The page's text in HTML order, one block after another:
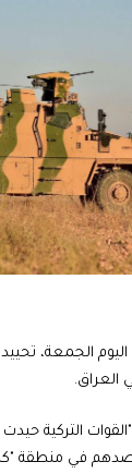
اليوم الجمعة،
العراق.
"القوات التركية
في منطقة